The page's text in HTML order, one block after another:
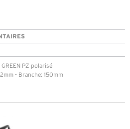
PZ polarisé
- Branche: 150mm